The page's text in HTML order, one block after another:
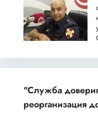
"Служба
реорганизация